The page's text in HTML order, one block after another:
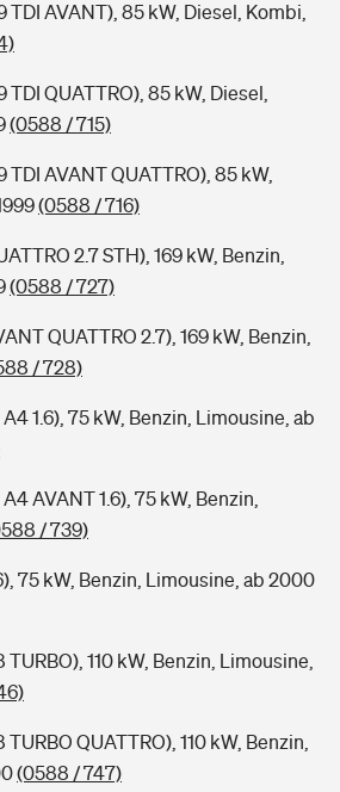
TDI AVANT), 85 kW, Diesel, Kombi,
TDI QUATTRO), 85 kW, Diesel,
(0588 / 715)
TDI AVANT QUATTRO), 85 kW,
(0588 / 716)
2.7 STH), 169 kW, Benzin,
(0588 / 727)
QUATTRO 2.7), 169 kW, Benzin,
/ 728)
1.6), 75 kW, Benzin, Limousine, ab
AVANT 1.6), 75 kW, Benzin,
/ 739)
75 kW, Benzin, Limousine, ab 2000
110 kW, Benzin, Limousine,
QUATTRO), 110 kW, Benzin,
(0588 / 747)